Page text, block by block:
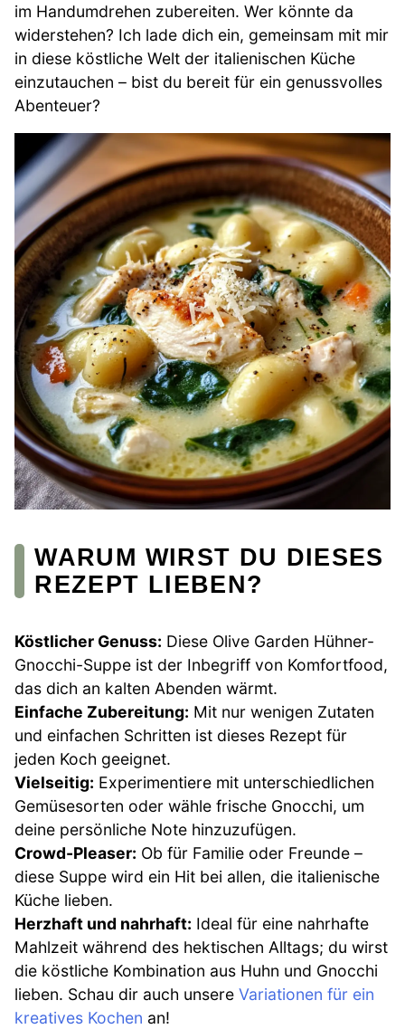
im Handumdrehen zubereiten. Wer könnte da
widerstehen? Ich lade dich ein, gemeinsam mit mir
in diese köstliche Welt der italienischen Küche
einzutauchen – bist du bereit für ein genussvolles
Abenteuer?
WARUM WIRST DU DIESES
REZEPT LIEBEN?
Köstlicher Genuss: Diese Olive Garden Hühner-
Gnocchi-Suppe ist der Inbegriff von Komfortfood,
das dich an kalten Abenden wärmt.
Einfache Zubereitung: Mit nur wenigen Zutaten
und einfachen Schritten ist dieses Rezept für
jeden Koch geeignet.
Vielseitig: Experimentiere mit unterschiedlichen
Gemüsesorten oder wähle frische Gnocchi, um
deine persönliche Note hinzuzufügen.
Crowd-Pleaser: Ob für Familie oder Freunde –
diese Suppe wird ein Hit bei allen, die italienische
Küche lieben.
Herzhaft und nahrhaft: Ideal für eine nahrhafte
Mahlzeit während des hektischen Alltags; du wirst
die köstliche Kombination aus Huhn und Gnocchi
lieben. Schau dir auch unsere Variationen für ein
kreatives Kochen an!